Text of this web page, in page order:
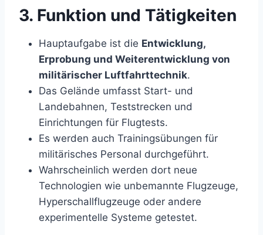
3. Funktion und Tätigkeiten
Hauptaufgabe ist die Entwicklung,
Erprobung und Weiterentwicklung von
militärischer Luftfahrttechnik.
Das Gelände umfasst Start- und
Landebahnen, Teststrecken und
Einrichtungen für Flugtests.
Es werden auch Trainingsübungen für
militärisches Personal durchgeführt.
Wahrscheinlich werden dort neue
Technologien wie unbemannte Flugzeuge,
Hyperschallflugzeuge oder andere
experimentelle Systeme getestet.